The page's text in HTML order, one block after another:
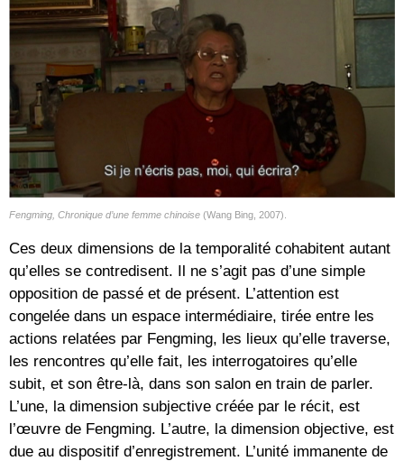
Fengming, Chronique d’une femme chinoise (Wang Bing, 2007).
Ces deux dimensions de la temporalité cohabitent autant
qu’elles se contredisent. Il ne s’agit pas d’une simple
opposition de passé et de présent. L’attention est
congelée dans un espace intermédiaire, tirée entre les
actions relatées par Fengming, les lieux qu’elle traverse,
les rencontres qu’elle fait, les interrogatoires qu’elle
subit, et son être-là, dans son salon en train de parler.
L’une, la dimension subjective créée par le récit, est
l’œuvre de Fengming. L’autre, la dimension objective, est
due au dispositif d’enregistrement. L’unité immanente de